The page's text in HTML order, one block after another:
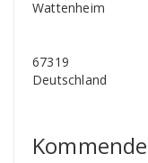
Wattenheim
67319
Deutschland